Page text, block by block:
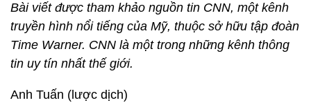
Bài viết được tham khảo nguồn tin CNN, một kênh
truyền hình nổi tiếng của Mỹ, thuộc sở hữu tập đoàn
Time Warner. CNN là một trong những kênh thông
tin uy tín nhất thế giới.
Anh Tuấn (lược dịch)